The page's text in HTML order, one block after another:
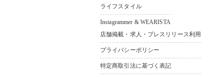
ライフスタイル
Instagrammer & WEARISTA
店舗掲載・求人・プレスリリース利用
プライバシーポリシー
特定商取引法に基づく表記